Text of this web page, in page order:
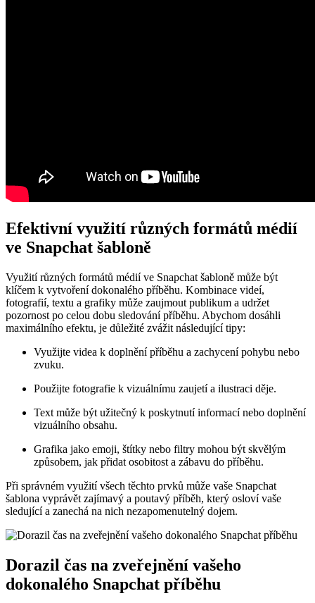
Efektivní využití různých formátů médií
ve Snapchat šabloně
Využití různých formátů médií ve Snapchat šabloně může být
klíčem k vytvoření dokonalého příběhu. Kombinace videí,
fotografií, textu a grafiky může zaujmout publikum a udržet
pozornost po celou dobu sledování příběhu. Abychom dosáhli
maximálního efektu, je důležité zvážit následující tipy:
Využijte videa k doplnění příběhu a zachycení pohybu nebo
zvuku.
Použijte fotografie k vizuálnímu zaujetí a ilustraci děje.
Text může být užitečný k poskytnutí informací nebo doplnění
vizuálního obsahu.
Grafika jako emoji, štítky nebo filtry mohou být skvělým
způsobem, jak přidat osobitost a zábavu do příběhu.
Při správném využití všech těchto prvků může vaše Snapchat
šablona vyprávět zajímavý a poutavý příběh, který osloví vaše
sledující a zanechá na nich nezapomenutelný dojem.
Dorazil čas na zveřejnění vašeho
dokonalého Snapchat příběhu